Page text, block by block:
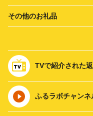
その他のお礼品
TVで紹介された
ふるラボチャンネ